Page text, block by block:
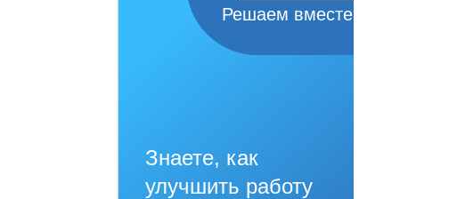
Решаем вместе
Знаете, как
улучшить работу